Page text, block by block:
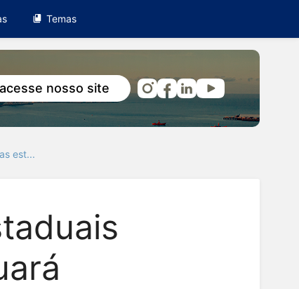
Temas
acesse nosso site
est...